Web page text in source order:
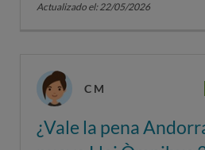
Actualizado el: 22/05/2026
C M
¿Vale la pena